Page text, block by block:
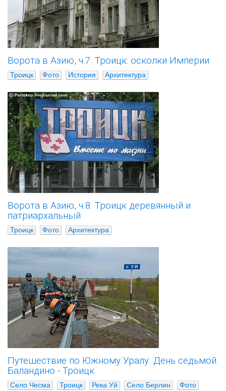
Ворота в Азию, ч.7. Троицк: осколки Империи
Троицк Фото История Архитектура
Ворота в Азию, ч.8. Троицк деревянный и
патриархальный
Троицк Фото Архитектура
Путешествие по Южному Уралу. День седьмой.
Баландино - Троицк
Село Чесма Троицк Река Уй Село Берлин
Фото